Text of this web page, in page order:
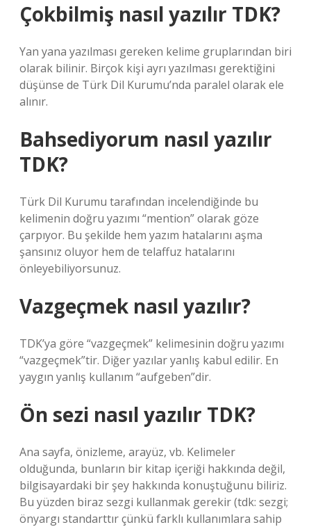
Çokbilmiş nasıl yazılır TDK?
Yan yana yazılması gereken kelime gruplarından biri
olarak bilinir. Birçok kişi ayrı yazılması gerektiğini
düşünse de Türk Dil Kurumu’nda paralel olarak ele
alınır.
Bahsediyorum nasıl yazılır
TDK?
Türk Dil Kurumu tarafından incelendiğinde bu
kelimenin doğru yazımı “mention” olarak göze
çarpıyor. Bu şekilde hem yazım hatalarını aşma
şansınız oluyor hem de telaffuz hatalarını
önleyebiliyorsunuz.
Vazgeçmek nasıl yazılır?
TDK’ya göre “vazgeçmek” kelimesinin doğru yazımı
“vazgeçmek”tir. Diğer yazılar yanlış kabul edilir. En
yaygın yanlış kullanım “aufgeben”dir.
Ön sezi nasıl yazılır TDK?
Ana sayfa, önizleme, arayüz, vb. Kelimeler
olduğunda, bunların bir kitap içeriği hakkında değil,
bilgisayardaki bir şey hakkında konuştuğunu biliriz.
Bu yüzden biraz sezgi kullanmak gerekir (tdk: sezgi;
önyargı standarttır çünkü farklı kullanımlara sahip